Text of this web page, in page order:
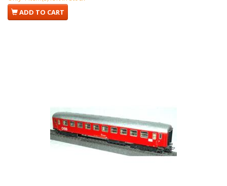
ADD TO CART